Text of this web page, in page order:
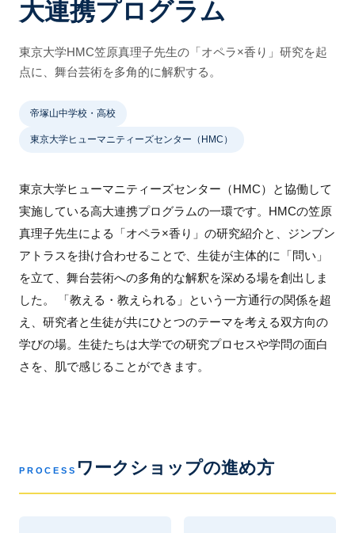
大連携プログラム
東京大学HMC笠原真理子先生の「オペラ×香り」研究を起
点に、舞台芸術を多角的に解釈する。
帝塚山中学校・高校
東京大学ヒューマニティーズセンター（HMC）
東京大学ヒューマニティーズセンター（HMC）と協働して
実施している高大連携プログラムの一環です。HMCの笠原
真理子先生による「オペラ×香り」の研究紹介と、ジンブン
アトラスを掛け合わせることで、生徒が主体的に「問い」
を立て、舞台芸術への多角的な解釈を深める場を創出しま
した。 「教える・教えられる」という一方通行の関係を超
え、研究者と生徒が共にひとつのテーマを考える双方向の
学びの場。生徒たちは大学での研究プロセスや学問の面白
さを、肌で感じることができます。
PROCESS ワークショップの進め方